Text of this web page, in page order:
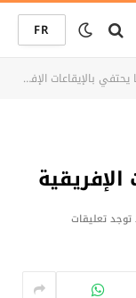
FR
يحتفي بالإيقاعات الإفريقية
الإفريقية
توجد تعليقات